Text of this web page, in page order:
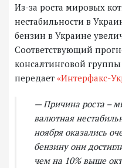
Из-за роста мировых
нестабильности в
бензин в Украине
Соответствующий
консалтинговой
передает «Интерфакс-
— Причина роста –
валютная
ноября оказались
бензину они
чем на 10% выше